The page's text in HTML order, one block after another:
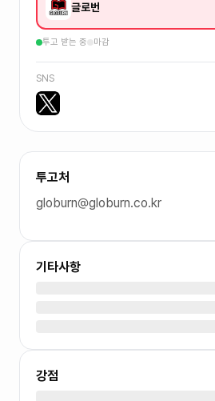
투고처
globurn@globurn.co.kr
기타사항
강점
글로번
투고 받는 중 마감
SNS